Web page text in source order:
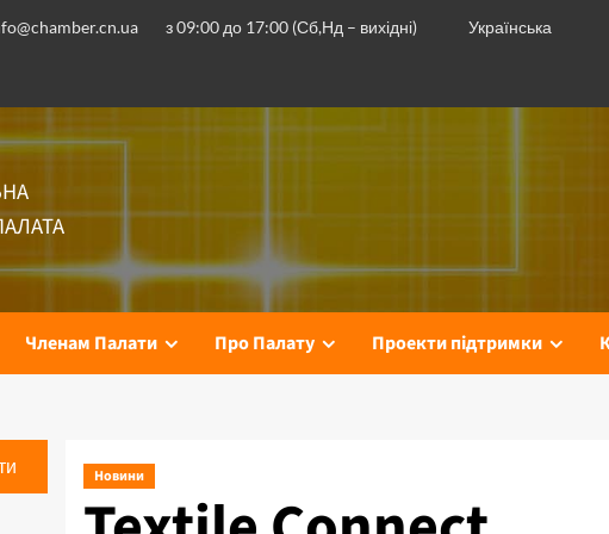
з 09:00 до 17:00 (Сб,Нд – вихідні) Українська
Членам Палати Про Палату Проекти підтримки
Новини